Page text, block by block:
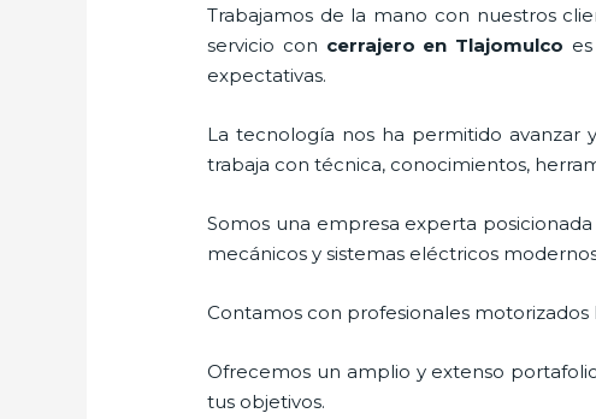
Trabajamos de la mano con nuestros
servicio con cerrajero en Tlajomulco
expectativas.
La tecnología nos ha permitido avanzar
trabaja con técnica, conocimientos,
Somos una empresa experta
mecánicos y sistemas eléctricos
Contamos con profesionales
Ofrecemos un amplio y extenso
tus objetivos.